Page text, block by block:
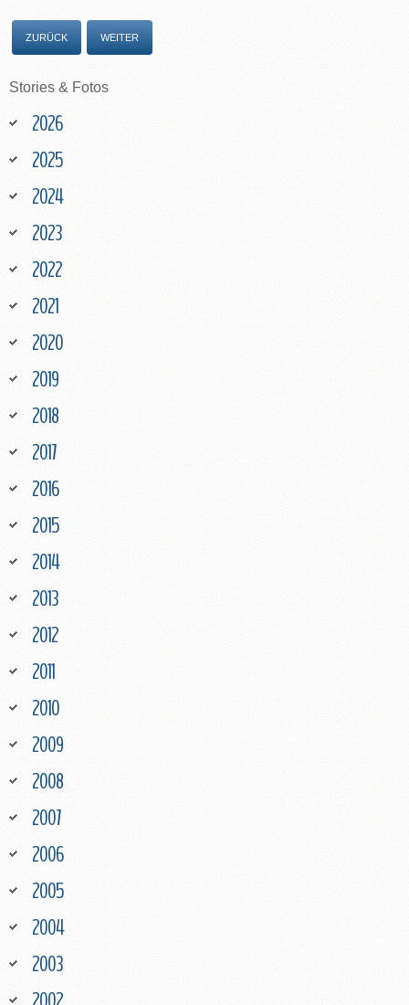
ZURÜCK WEITER
Stories & Fotos
2026
2025
2024
2023
2022
2021
2020
2019
2018
2017
2016
2015
2014
2013
2012
2011
2010
2009
2008
2007
2006
2005
2004
2003